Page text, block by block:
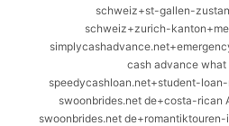
schweiz+st-gallen-
schweiz+zurich-
cash advance what
speedycashloan.net+student-
swoonbrides.net de+costa-rican
swoonbrides.net